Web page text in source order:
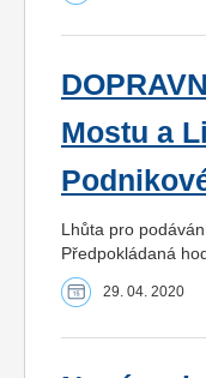
Mostu a
Lhůta pro
Předpokládaná
29. 04. 2020